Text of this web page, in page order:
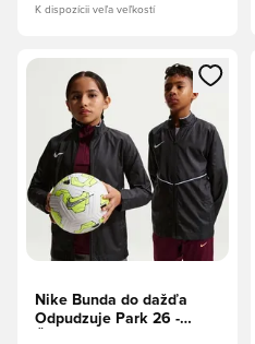
K dispozícii veľa veľkostí
Otvorí modál na prihlásenie
Nike Bunda do dažďa
Odpudzuje Park 26 -